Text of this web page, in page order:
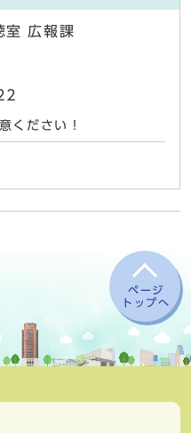
室 広報課
ください！
ページ
トップへ